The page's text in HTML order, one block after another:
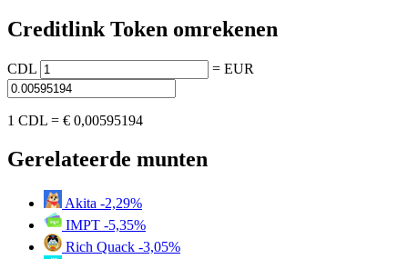
Creditlink Token omrekenen
CDL = EUR
1 CDL = € 0,00595194
Gerelateerde munten
Akita -2,29%
IMPT -5,35%
Rich Quack -3,05%